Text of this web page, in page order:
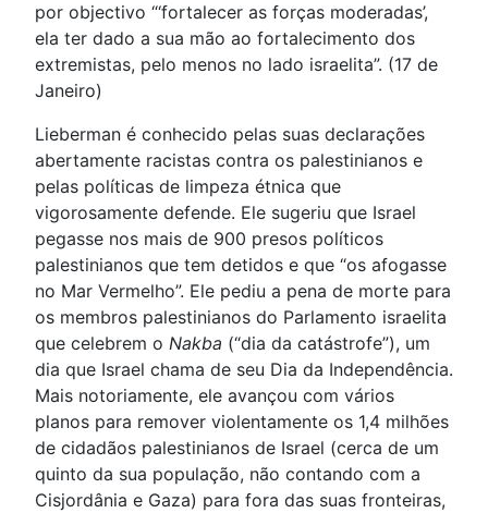
por objectivo “‘fortalecer as forças moderadas’,
ela ter dado a sua mão ao fortalecimento dos
extremistas, pelo menos no lado israelita”. (17 de
Janeiro)
Lieberman é conhecido pelas suas declarações
abertamente racistas contra os palestinianos e
pelas políticas de limpeza étnica que
vigorosamente defende. Ele sugeriu que Israel
pegasse nos mais de 900 presos políticos
palestinianos que tem detidos e que “os afogasse
no Mar Vermelho”. Ele pediu a pena de morte para
os membros palestinianos do Parlamento israelita
que celebrem o Nakba (“dia da catástrofe”), um
dia que Israel chama de seu Dia da Independência.
Mais notoriamente, ele avançou com vários
planos para remover violentamente os 1,4 milhões
de cidadãos palestinianos de Israel (cerca de um
quinto da sua população, não contando com a
Cisjordânia e Gaza) para fora das suas fronteiras,